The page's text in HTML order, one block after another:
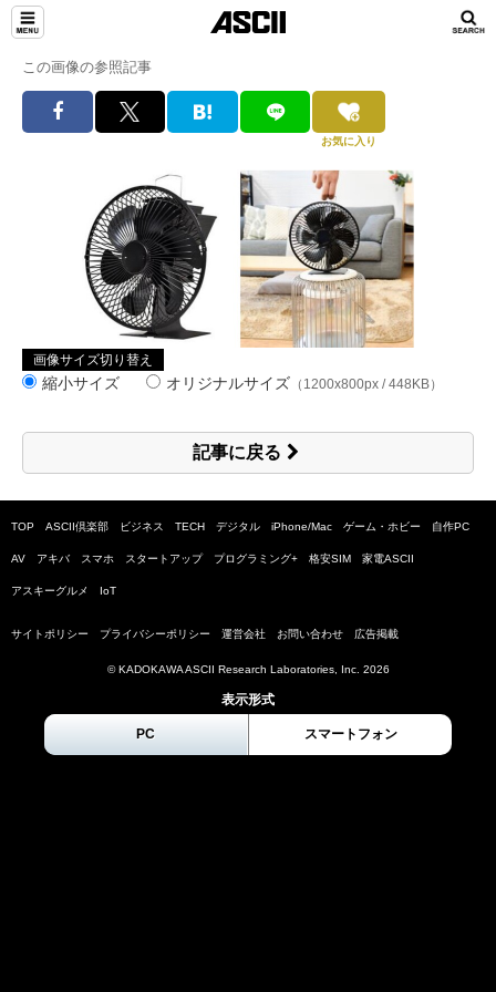
この画像の参照記事
お気に入り
画像サイズ切り替え
縮小サイズ オリジナルサイズ （1200x800px / 448KB）
記事に戻る
TOP ASCII倶楽部 ビジネス TECH デジタル iPhone/Mac ゲーム・ホビー 自作PC
AV アキバ スマホ スタートアップ プログラミング+ 格安SIM 家電ASCII
アスキーグルメ IoT
サイトポリシー プライバシーポリシー 運営会社 お問い合わせ 広告掲載
© KADOKAWA ASCII Research Laboratories, Inc. 2026
表示形式
PC スマートフォン